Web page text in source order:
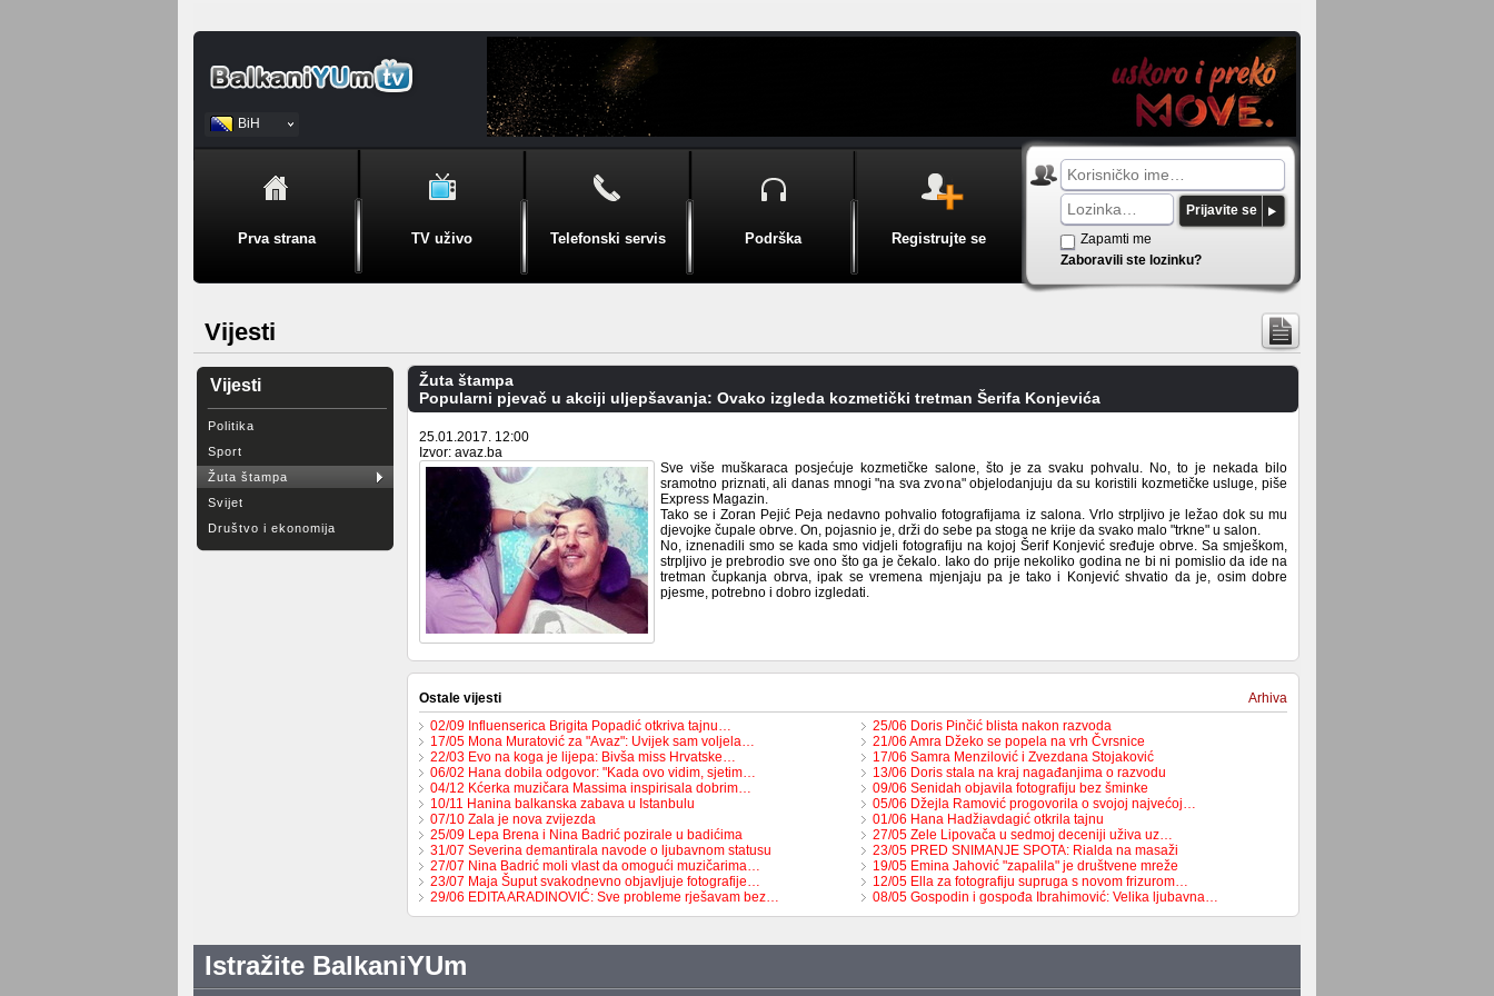
BiH
Srpski
Prva strana TV uživo Telefonski servis Podrška Registrujte se
Prijavite se
Zapamti me
Zaboravili ste lozinku?
Vijesti
Vijesti
Politika
Sport
Žuta štampa
Svijet
Društvo i ekonomija
Žuta štampa
Popularni pjevač u akciji uljepšavanja: Ovako izgleda kozmetički tretman Šerifa Konjevića
25.01.2017. 12:00
Izvor: avaz.ba
Sve više muškaraca posjećuje kozmetičke salone, što je za svaku pohvalu. No, to je nekada bilo
sramotno priznati, ali danas mnogi "na sva zvona" objelodanjuju da su koristili kozmetičke usluge, piše
Express Magazin.
Tako se i Zoran Pejić Peja nedavno pohvalio fotografijama iz salona. Vrlo strpljivo je ležao dok su mu
djevojke čupale obrve. On, pojasnio je, drži do sebe pa stoga ne krije da svako malo "trkne" u salon.
No, iznenadili smo se kada smo vidjeli fotografiju na kojoj Šerif Konjević sređuje obrve. Sa smješkom,
strpljivo je prebrodio sve ono što ga je čekalo. Iako do prije nekoliko godina ne bi ni pomislio da ide na
tretman čupkanja obrva, ipak se vremena mjenjaju pa je tako i Konjević shvatio da je, osim dobre
pjesme, potrebno i dobro izgledati.
Ostale vijesti
Arhiva
02/09 Influenserica Brigita Popadić otkriva tajnu…
17/05 Mona Muratović za "Avaz": Uvijek sam voljela…
22/03 Evo na koga je lijepa: Bivša miss Hrvatske…
06/02 Hana dobila odgovor: "Kada ovo vidim, sjetim…
04/12 Kćerka muzičara Massima inspirisala dobrim…
10/11 Hanina balkanska zabava u Istanbulu
07/10 Zala je nova zvijezda
25/09 Lepa Brena i Nina Badrić pozirale u badićima
31/07 Severina demantirala navode o ljubavnom statusu
27/07 Nina Badrić moli vlast da omogući muzičarima…
23/07 Maja Šuput svakodnevno objavljuje fotografije…
29/06 EDITA ARADINOVIĆ: Sve probleme rješavam bez…
25/06 Doris Pinčić blista nakon razvoda
21/06 Amra Džeko se popela na vrh Čvrsnice
17/06 Samra Menzilović i Zvezdana Stojaković
13/06 Doris stala na kraj nagađanjima o razvodu
09/06 Senidah objavila fotografiju bez šminke
05/06 Džejla Ramović progovorila o svojoj najvećoj…
01/06 Hana Hadžiavdagić otkrila tajnu
27/05 Zele Lipovača u sedmoj deceniji uživa uz…
23/05 PRED SNIMANJE SPOTA: Rialda na masaži
19/05 Emina Jahović "zapalila" je društvene mreže
12/05 Ella za fotografiju supruga s novom frizurom…
08/05 Gospodin i gospođa Ibrahimović: Velika ljubavna…
Istražite BalkaniYUm